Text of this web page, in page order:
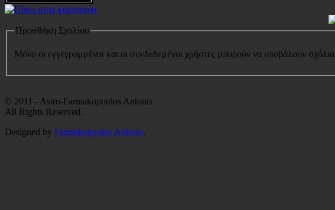
Προσθήκη Σχολίου
Μόνο οι εγγεγραμμένοι και οι συνδεδεμένοι χρήστες μπορούν να υποβάλουν σχόλια
© 2011 - Astro-Farmakopoulos Antonis
All Rights Reserved.
Designed by Farmakopoulos Antonis.